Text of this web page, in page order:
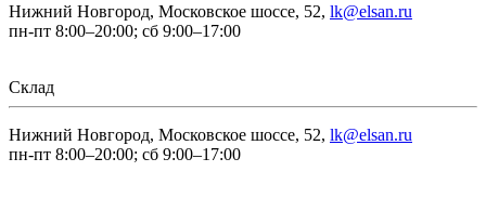
Нижний Новгород, Московское шоссе, 52, lk@elsan.ru
пн-пт 8:00–20:00; сб 9:00–17:00
Склад
Нижний Новгород, Московское шоссе, 52, lk@elsan.ru
пн-пт 8:00–20:00; сб 9:00–17:00